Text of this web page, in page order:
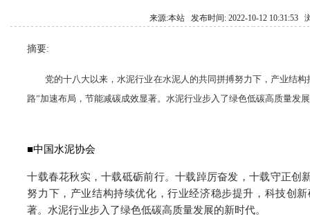
来源:本站 发布时间: 2022-10-12 10:31:53
摘要:
党的十八大以来，水泥行业在水泥人的共同拼搏努力下，产业结
路”加速布局，节能减碳成效显著。水泥行业步入了绿色低碳高质量发
■中国水泥协会
十载春花秋实，十载砥砺前行。十载踔厉奋发，十载守正创
努力下，产业结构持续优化，行业经济稳步提升，科技创
著。水泥行业步入了绿色低碳高质量发展的新时代。